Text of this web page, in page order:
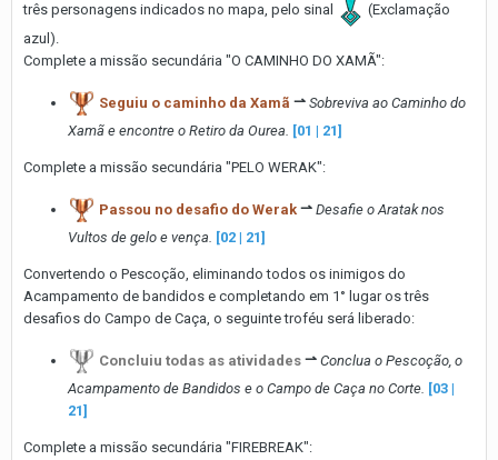
três personagens indicados no mapa, pelo sinal
(Exclamação
azul).
Complete a missão secundária "O CAMINHO DO XAMÃ":
Seguiu o caminho da Xamã ⇀ Sobreviva ao Caminho do
Xamã e encontre o Retiro da Ourea. [01 | 21]
Complete a missão secundária "PELO WERAK":
Passou no desafio do Werak ⇀ Desafie o Aratak nos
Vultos de gelo e vença. [02 | 21]
Convertendo o Pescoção, eliminando todos os inimigos do
Acampamento de bandidos e completando em 1° lugar os três
desafios do Campo de Caça, o seguinte troféu será liberado:
Concluiu todas as atividades ⇀ Conclua o Pescoção, o
Acampamento de Bandidos e o Campo de Caça no Corte. [03 |
21]
Complete a missão secundária "FIREBREAK":